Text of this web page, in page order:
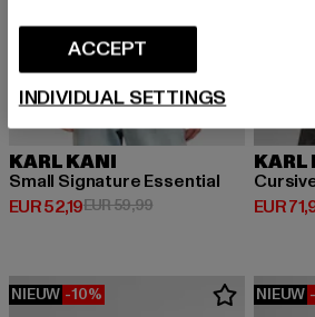
KARL KANI
Small Signature Essential
EUR 52,19
Huidige prijs: EUR 52,19
EUR 59,99Actieprijs: EUR 59,99
KARL
EUR
Huidige
NIEUW -10% NIEUW
ACCEPT
INDIVIDUAL SETTINGS